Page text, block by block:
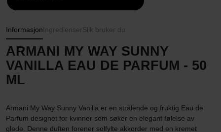
Informasjon Ingredienser Slik bruker du
ARMANI MY WAY SUNNY
VANILLA EAU DE PARFUM - 50
ML
Armani My Way Sunny Vanilla er en strålende og fruktig Eau de
Parfum designet for kvinner som søker en elegant følelse av
glede. Denne duften forener solfylte akkorder med en kremet